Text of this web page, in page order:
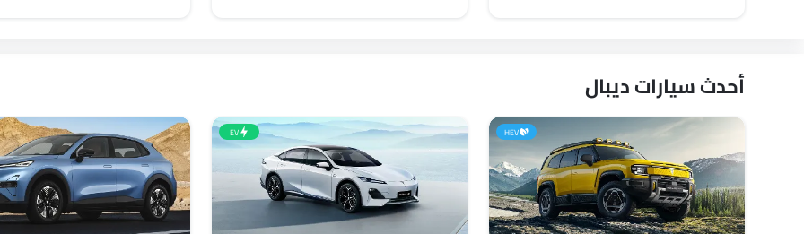
أحدث سيارات ديبال
HEV
EV